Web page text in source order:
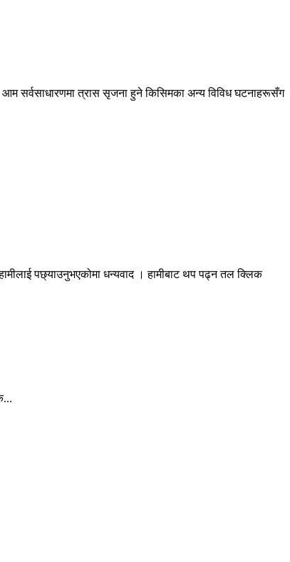
सर्वसाधारणमा त्रास सृजना हुने किसिमका अन्य विविध घटनाहरूसँग
पछ्याउनुभएकोमा धन्यवाद । हामीबाट थप पढ्न तल क्लिक